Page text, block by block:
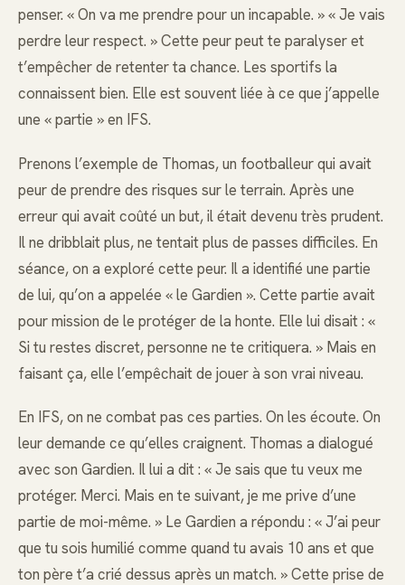
penser. « On va me prendre pour un incapable. » « Je vais
perdre leur respect. » Cette peur peut te paralyser et
t’empêcher de retenter ta chance. Les sportifs la
connaissent bien. Elle est souvent liée à ce que j’appelle
une « partie » en IFS.
Prenons l’exemple de Thomas, un footballeur qui avait
peur de prendre des risques sur le terrain. Après une
erreur qui avait coûté un but, il était devenu très prudent.
Il ne dribblait plus, ne tentait plus de passes difficiles. En
séance, on a exploré cette peur. Il a identifié une partie
de lui, qu’on a appelée « le Gardien ». Cette partie avait
pour mission de le protéger de la honte. Elle lui disait : «
Si tu restes discret, personne ne te critiquera. » Mais en
faisant ça, elle l’empêchait de jouer à son vrai niveau.
En IFS, on ne combat pas ces parties. On les écoute. On
leur demande ce qu’elles craignent. Thomas a dialogué
avec son Gardien. Il lui a dit : « Je sais que tu veux me
protéger. Merci. Mais en te suivant, je me prive d’une
partie de moi-même. » Le Gardien a répondu : « J’ai peur
que tu sois humilié comme quand tu avais 10 ans et que
ton père t’a crié dessus après un match. » Cette prise de